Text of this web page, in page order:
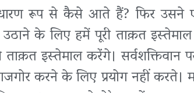
रूप से कैसे आते हैं? फिर उसने
के लिए हमें पूरी ताक़त
ताक़त इस्तेमाल करेंगे। सर्वशक्तिवान
करने के लिए प्रयोग नहीं करते।